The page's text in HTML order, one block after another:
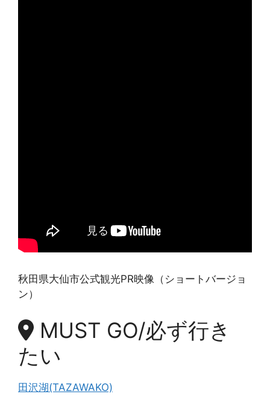
秋田県大仙市公式観光PR映像（ショートバージョ
ン）
MUST GO/必ず行き
たい
田沢湖(TAZAWAKO)